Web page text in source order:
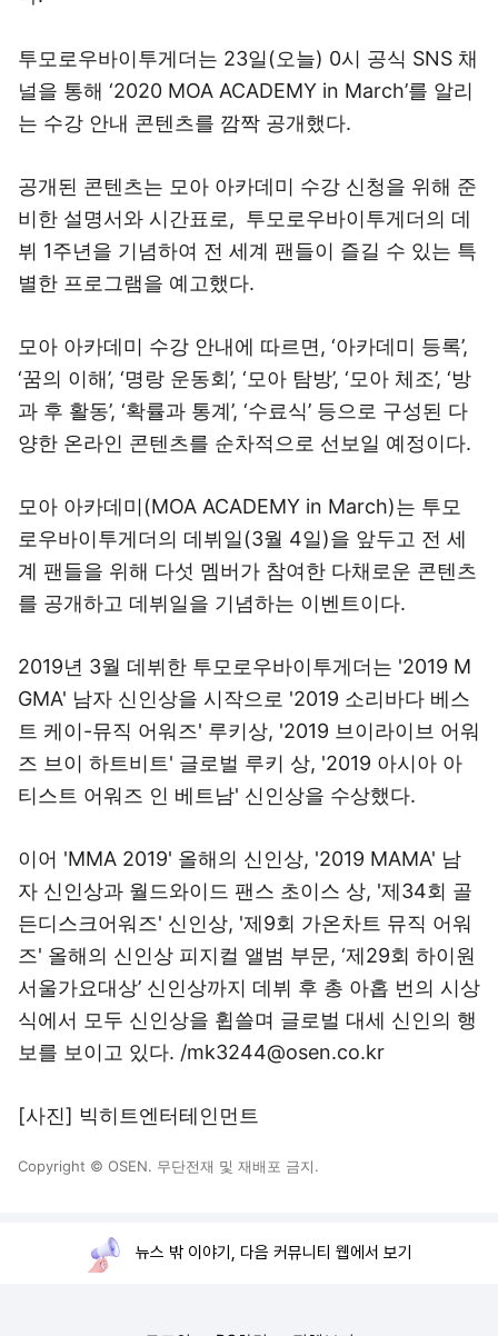
투모로우바이투게더는 23일(오늘) 0시 공식 SNS 채
널을 통해 ‘2020 MOA ACADEMY in March’를 알리
는 수강 안내 콘텐츠를 깜짝 공개했다.
공개된 콘텐츠는 모아 아카데미 수강 신청을 위해 준
비한 설명서와 시간표로, 투모로우바이투게더의 데
뷔 1주년을 기념하여 전 세계 팬들이 즐길 수 있는 특
별한 프로그램을 예고했다.
모아 아카데미 수강 안내에 따르면, ‘아카데미 등록’,
‘꿈의 이해’, ‘명랑 운동회’, ‘모아 탐방’, ‘모아 체조’, ‘방
과 후 활동’, ‘확률과 통계’, ‘수료식’ 등으로 구성된 다
양한 온라인 콘텐츠를 순차적으로 선보일 예정이다.
모아 아카데미(MOA ACADEMY in March)는 투모
로우바이투게더의 데뷔일(3월 4일)을 앞두고 전 세
계 팬들을 위해 다섯 멤버가 참여한 다채로운 콘텐츠
를 공개하고 데뷔일을 기념하는 이벤트이다.
2019년 3월 데뷔한 투모로우바이투게더는 '2019 M
GMA' 남자 신인상을 시작으로 '2019 소리바다 베스
트 케이-뮤직 어워즈' 루키상, '2019 브이라이브 어워
즈 브이 하트비트' 글로벌 루키 상, '2019 아시아 아
티스트 어워즈 인 베트남' 신인상을 수상했다.
이어 'MMA 2019' 올해의 신인상, '2019 MAMA' 남
자 신인상과 월드와이드 팬스 초이스 상, '제34회 골
든디스크어워즈' 신인상, '제9회 가온차트 뮤직 어워
즈' 올해의 신인상 피지컬 앨범 부문, ‘제29회 하이원
서울가요대상’ 신인상까지 데뷔 후 총 아홉 번의 시상
식에서 모두 신인상을 휩쓸며 글로벌 대세 신인의 행
보를 보이고 있다. /mk3244@osen.co.kr
[사진] 빅히트엔터테인먼트
Copyright © OSEN. 무단전재 및 재배포 금지.
뉴스 밖 이야기, 다음 커뮤니티 웹에서 보기